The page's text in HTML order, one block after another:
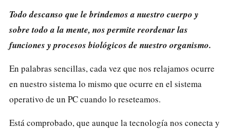
Todo descanso que le brindemos a nuestro cuerpo y
sobre todo a la mente, nos permite reordenar las
funciones y procesos biológicos de nuestro organismo.
En palabras sencillas, cada vez que nos relajamos ocurre
en nuestro sistema lo mismo que ocurre en el sistema
operativo de un PC cuando lo reseteamos.
Está comprobado, que aunque la tecnología nos conecta y